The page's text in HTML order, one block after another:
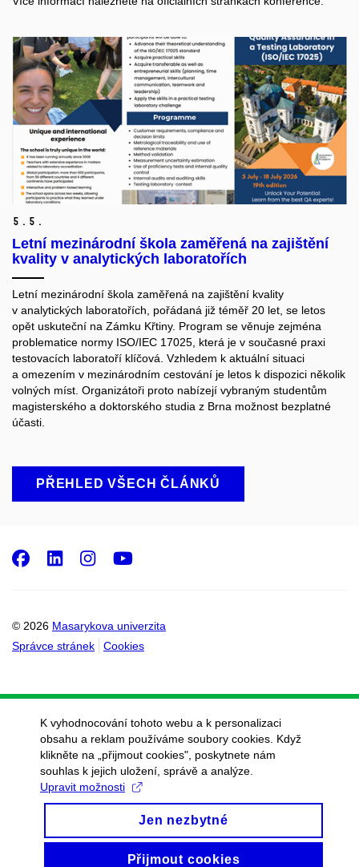
5. 5.
Letní mezinárodní škola zaměřená na zajištění
kvality v analytických laboratořích
Letní mezinárodní škola zaměřená na zajištění kvality
v analytických laboratořích, pořádaná již téměř 20 let, se letos
opět uskuteční na Zámku Křtiny. Program se věnuje zejména
problematice normy ISO/IEC 17025, která je v současné praxi
testovacích laboratoří klíčová. Vzhledem k aktuální situaci
a omezením v mezinárodním cestování je letos k dispozici několik
volných míst. Organizátoři proto nabízejí vybraným studentům
magisterského a doktorského studia z Brna možnost bezplatné
účasti.
PŘEHLED VŠECH ČLÁNKŮ
© 2026 Masarykova univerzita
Správce stránek
Cookies
Facebook
LinkedIn
Instagram
K vyhodnocování tohoto webu a k personalizaci
obsahu a reklam používáme soubory cookies. Když
klikněte na „přijmout cookies", poskytnete nám
souhlas k jejich uložení, správě a analýze.
Upravit možnosti
Jen nezbytné
Přijmout cookies